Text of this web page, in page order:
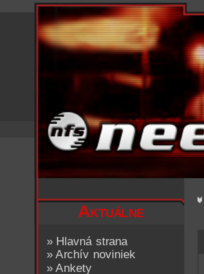
Aktuálne
» Hlavná strana
»Archív noviniek
»Ankety